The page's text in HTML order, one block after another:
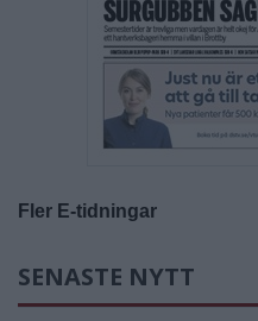
Fler E-tidningar
SENASTE NYTT